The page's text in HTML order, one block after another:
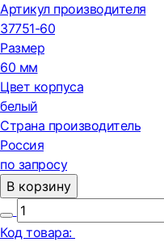
Артикул производителя
37751-60
Размер
60 мм
Цвет корпуса
белый
Страна производитель
Россия
по запросу
В корзину
Код товара: